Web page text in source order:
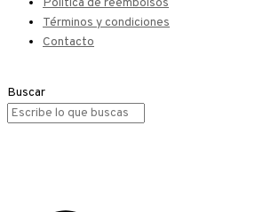
Términos y condiciones
Contacto
Buscar